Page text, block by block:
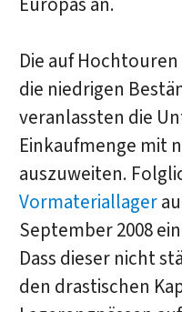
Die auf
die niedrigen
veranlassten die
Einkaufmenge mit
auszuweiten.
Vormateriallager
September 2008
Dass dieser nicht
den drastischen